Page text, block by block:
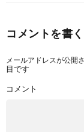
コメントを書く
メールアドレスが公開
目です
コメント